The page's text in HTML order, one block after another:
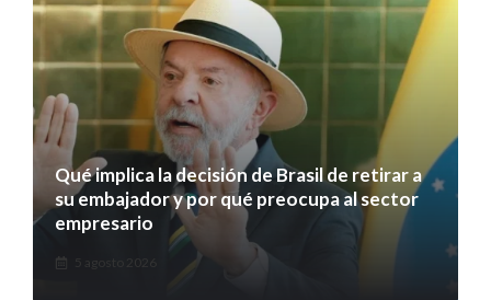
Qué implica la decisión de Brasil de retirar a
su embajador y por qué preocupa al sector
empresario
5 agosto 2026